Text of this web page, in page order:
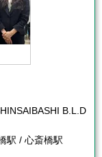
B.L.D
駅 / 心斎橋駅